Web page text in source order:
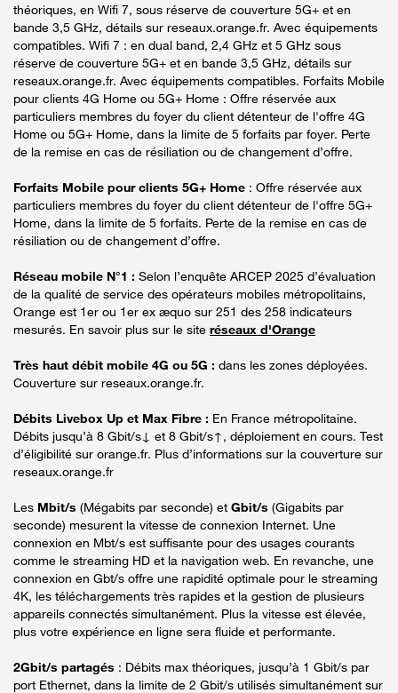
théoriques, en Wifi 7, sous réserve de couverture 5G+ et en
bande 3,5 GHz, détails sur reseaux.orange.fr. Avec équipements
compatibles. Wifi 7 : en dual band, 2,4 GHz et 5 GHz sous
réserve de couverture 5G+ et en bande 3,5 GHz, détails sur
reseaux.orange.fr. Avec équipements compatibles. Forfaits Mobile
pour clients 4G Home ou 5G+ Home : Offre réservée aux
particuliers membres du foyer du client détenteur de l'offre 4G
Home ou 5G+ Home, dans la limite de 5 forfaits par foyer. Perte
de la remise en cas de résiliation ou de changement d’offre.
Forfaits Mobile pour clients 5G+ Home : Offre réservée aux
particuliers membres du foyer du client détenteur de l'offre 5G+
Home, dans la limite de 5 forfaits. Perte de la remise en cas de
résiliation ou de changement d’offre.
Réseau mobile N°1 : Selon l’enquête ARCEP 2025 d’évaluation
de la qualité de service des opérateurs mobiles métropolitains,
Orange est 1er ou 1er ex æquo sur 251 des 258 indicateurs
mesurés. En savoir plus sur le site réseaux d'Orange
Très haut débit mobile 4G ou 5G : dans les zones déployées.
Couverture sur reseaux.orange.fr.
Débits Livebox Up et Max Fibre : En France métropolitaine.
Débits jusqu’à 8 Gbit/s↓ et 8 Gbit/s↑, déploiement en cours. Test
d’éligibilité sur orange.fr. Plus d’informations sur la couverture sur
reseaux.orange.fr
Les Mbit/s (Mégabits par seconde) et Gbit/s (Gigabits par
seconde) mesurent la vitesse de connexion Internet. Une
connexion en Mbt/s est suffisante pour des usages courants
comme le streaming HD et la navigation web. En revanche, une
connexion en Gbt/s offre une rapidité optimale pour le streaming
4K, les téléchargements très rapides et la gestion de plusieurs
appareils connectés simultanément. Plus la vitesse est élevée,
plus votre expérience en ligne sera fluide et performante.
2Gbit/s partagés : Débits max théoriques, jusqu’à 1 Gbit/s par
port Ethernet, dans la limite de 2 Gbit/s utilisés simultanément sur